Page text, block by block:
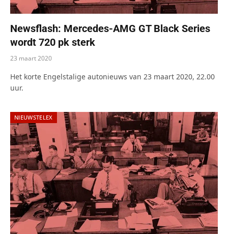
Newsflash: Mercedes-AMG GT Black Series
wordt 720 pk sterk
23 maart 2020
Het korte Engelstalige autonieuws van 23 maart 2020, 22.00
uur.
NIEUWSTELEX